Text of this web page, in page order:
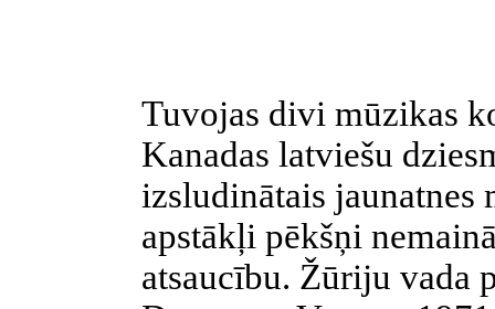
Tuvojas divi mūzikas
Kanadas latviešu
izsludinātais jaunatnes
apstākļi pēkšņi
atsaucību. Žūriju vada